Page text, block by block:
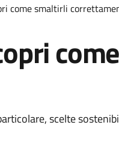
come smaltirli
scelte